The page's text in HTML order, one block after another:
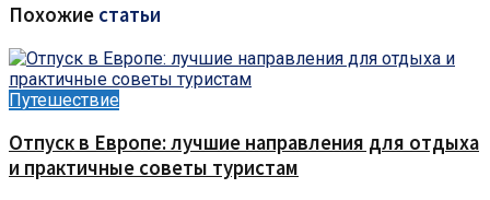
Похожие статьи
Путешествие
Отпуск в Европе: лучшие направления для отдыха
и практичные советы туристам